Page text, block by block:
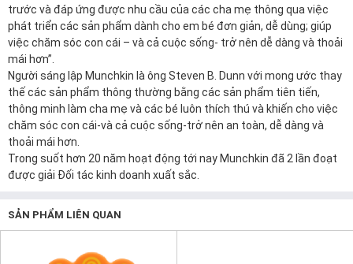
trước và đáp ứng được nhu cầu của các cha mẹ thông qua việc
phát triển các sản phẩm dành cho em bé đơn giản, dễ dùng; giúp
việc chăm sóc con cái – và cả cuộc sống- trở nên dễ dàng và thoải
mái hơn”.
Người sáng lập Munchkin là ông Steven B. Dunn với mong ước thay
thế các sản phẩm thông thường bằng các sản phẩm tiên tiến,
thông minh làm cha mẹ và các bé luôn thích thú và khiến cho việc
chăm sóc con cái-và cả cuộc sống-trở nên an toàn, dễ dàng và
thoải mái hơn.
Trong suốt hơn 20 năm hoạt động tới nay Munchkin đã 2 lần đoạt
được giải Đối tác kinh doanh xuất sắc.
SẢN PHẨM LIÊN QUAN